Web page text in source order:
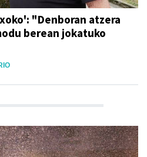
"Denboran atzera
berean jokatuko